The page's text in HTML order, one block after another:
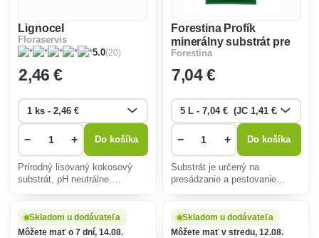
Lignocel
Floraservis
5.0(20)
2,46 €
− + Do košíka
Prírodný lisovaný kokosový
substrát, pH neutrálne.
balkónové kvety a na
predpestovanie priesad.
Forestina Profík
minerálny substrát pre
izbové rastliny
Forestina
7,04 €
− + Do košíka
Substrát je určený na
presádzanie a pestovanie
pestovanie rastlín.
Skladom u dodávateľa
Môžete mať o 7 dní, 14.08.
Skladom u dodávateľa
Môžete mať v stredu, 12.08.